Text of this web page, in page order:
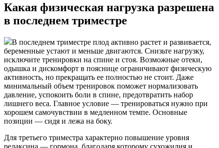
Какая физическая нагрузка разрешена
в последнем триместре
В последнем триместре плод активно растет и развивается,
беременные устают и меньше двигаются. Снизьте нагрузку,
исключите тренировки на спине и стоя. Возможные отеки,
одышка и дискомфорт в пояснице ограничивают физическую
активность, но прекращать ее полностью не стоит. Даже
минимальный объем тренировок поможет нормализовать
давление, успокоить боли в спине, предотвратить набор
лишнего веса. Главное условие — тренироваться нужно при
хорошем самочувствии в медленном темпе. Основные
позиции — сидя и лежа на боку.
Для третьего триместра характерно повышение уровня
релаксина — гормона, благодаря которому сухожилия и